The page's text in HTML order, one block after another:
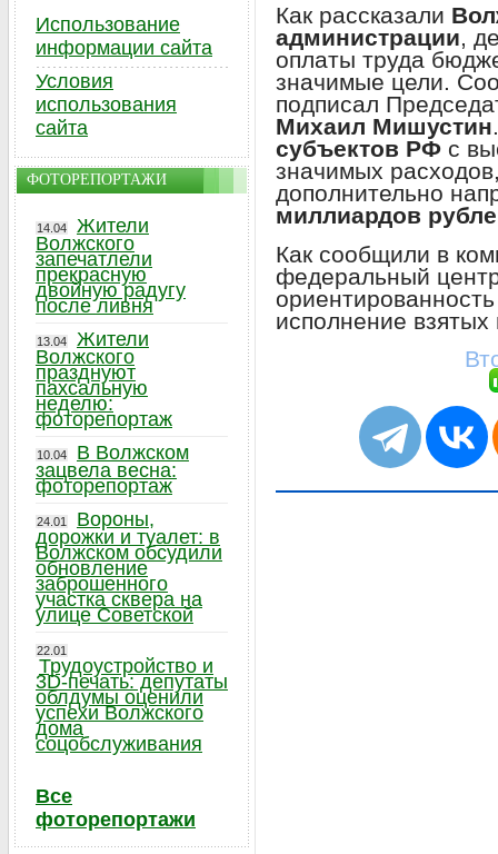
Как рассказали
администрации,
оплаты труда
значимые цели.
подписал
Михаил Мишустин
субъектов РФ с
значимых
дополнительно
миллиардов
Как сообщили в
федеральный
исполнение взятых
Использование
информации сайта
Условия
использования
сайта
ФОТОРЕПОРТАЖИ
14.04
Жители
Волжского
запечатлели
прекрасную
двойную радугу
после ливня
13.04
Жители
Волжского
празднуют
пахсальную
неделю:
фоторепортаж
10.04
В Волжском
зацвела весна:
фоторепортаж
24.01
Вороны,
дорожки и туалет: в
Волжском обсудили
обновление
заброшенного
участка сквера на
улице Советской
22.01
Трудоустройство и
3D-печать: депутаты
облдумы оценили
успехи Волжского
дома
соцобслуживания
Все
фоторепортажи